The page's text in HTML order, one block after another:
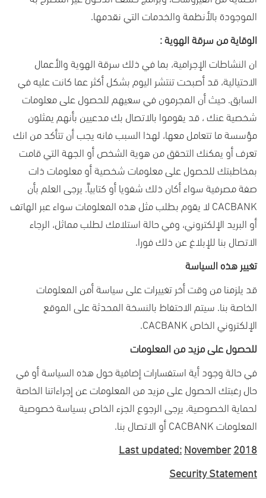
الموجودة بالأنظمة والخدمات التي نقدمها.
الوقاية من سرقة الهوية :
ان النشاطات الإجرامية، بما في ذلك سرقة الهوية والأعمال
الاحتيالية، قد أصبحت تنتشر اليوم بشكل أكثر عما كانت عليه في
السابق. حيث أن المجرمون في سعيهم للحصول على معلومات
شخصية عنك ، قد يقوموا بالاتصال بك مدعيين بأنهم يمثلون
مؤسسة ما تتعامل معها، لهذا السبب فانه يجب أن تتأكد من انك
تعرف أو يمكنك التحقق من هوية الشخص أو الجهة التي قامت
بمخاطبتك للحصول على معلومات شخصية أو معلومات ذات
صفة مصرفية سواء أكان ذلك شفويا أو كتابياً. يرجى العلم بأن
CACBANK لا يقوم بطلب مثل هذه المعلومات سواء عبر الهاتف
أو البريد الإلكتروني، وفي حالة استلامك لطلب مماثل، الرجاء
الاتصال بنا للإبلاغ عن ذلك فورا.
تغيير هذه السياسة
قد يلزمنا من وقت أخر تغييرات على سياسة أمن المعلومات
الخاصة بنا. سيتم الاحتفاظ بالنسخة المحدثة على الموقع
الإلكتروني الخاص CACBANK
.
للحصول على مزيد من المعلومات
في حالة وجود أية استفسارات إضافية حول هذه السياسة أو في
حال رغبتك الحصول على مزيد من المعلومات عن إجراءاتنا الخاصة
لحماية الخصوصية، يرجى الرجوع الجزء الخاص بسياسة خصوصية
المعلوماتCACBANKأو الاتصال بنا.
Last updated:November2018
Security Statement